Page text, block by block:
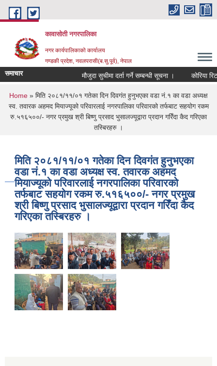
Skip to main content
कावासोती नगरपालिका
नगर कार्यपालिकाको कार्यालय
गण्डकी प्रदेश, नवलपरासी(ब.सु.पूर्व), नेपाल
समाचार मौजुदा सुचीमा दर्ता गर्ने सम्बन्धी सूचना । कोरिया
You are here
Home » मिति २०८१/११/०१ गतेका दिन दिवगंत हुनुभएका वडा नं.१ का वडा अध्यक्ष
स्व. तवारक अहमद मियाज्यूको परिवारलाई नगरपालिका परिवारको तर्फबाट सहयोग रकम
रु.५१६५००/- नगर प्रमुख श्री बिष्णु प्रसाद भुसालज्यूद्वारा प्रदान गरिँदा कैद गरिएका
तस्बिरहरु ।
मिति २०८१/११/०१ गतेका दिन दिवगंत हुनुभएका
वडा नं.१ का वडा अध्यक्ष स्व. तवारक अहमद
मियाज्यूको परिवारलाई नगरपालिका परिवारको
तर्फबाट सहयोग रकम रु.५१६५००/- नगर प्रमुख
श्री बिष्णु प्रसाद भुसालज्यूद्वारा प्रदान गरिँदा कैद
गरिएका तस्बिरहरु ।